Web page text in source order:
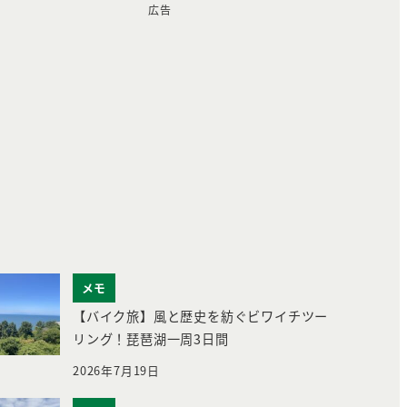
広告
メモ
【バイク旅】風と歴史を紡ぐビワイチツー
リング！琵琶湖一周3日間
2026年7月19日